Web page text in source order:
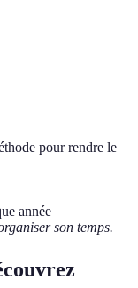
pour rendre le
année
son temps.